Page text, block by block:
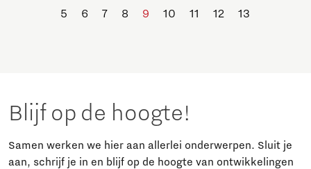
5 6 7 8 9 10 11 12 13
Blijf op de hoogte!
Samen werken we hier aan allerlei onderwerpen. Sluit je
aan, schrijf je in en blijf op de hoogte van ontwikkelingen